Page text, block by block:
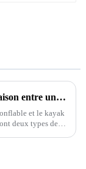
Comparaison entre un kayak gonflable et un kayak gonflable
et le kayak
deux types de